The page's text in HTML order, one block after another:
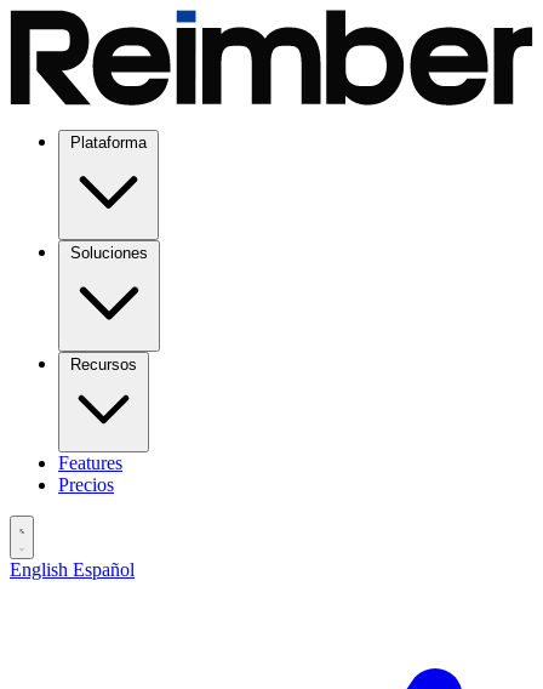
Features
Precios
English Español